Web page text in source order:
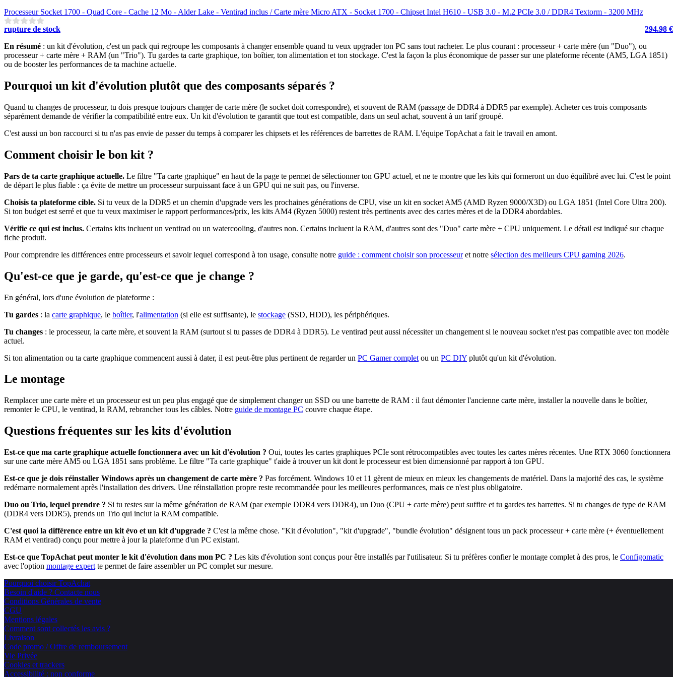
Processeur Socket 1700 - Quad Core - Cache 12 Mo - Alder Lake - Ventirad inclus / Carte mère Micro ATX - Socket 1700 - Chipset Intel H610 - USB 3.0 - M.2 PCIe 3.0 / DDR4 Textorm - 3200 MHz
rupture de stock
294.98 €
En résumé : un kit d'évolution, c'est un pack qui regroupe les composants à changer ensemble quand tu veux upgrader ton PC sans tout racheter. Le plus courant : processeur + carte mère (un "Duo"), ou
processeur + carte mère + RAM (un "Trio"). Tu gardes ta carte graphique, ton boîtier, ton alimentation et ton stockage. C'est la façon la plus économique de passer sur une plateforme récente (AM5, LGA 1851)
ou de booster les performances de ta machine actuelle.
Pourquoi un kit d'évolution plutôt que des composants séparés ?
Quand tu changes de processeur, tu dois presque toujours changer de carte mère (le socket doit correspondre), et souvent de RAM (passage de DDR4 à DDR5 par exemple). Acheter ces trois composants
séparément demande de vérifier la compatibilité entre eux. Un kit d'évolution te garantit que tout est compatible, dans un seul achat, souvent à un tarif groupé.
C'est aussi un bon raccourci si tu n'as pas envie de passer du temps à comparer les chipsets et les références de barrettes de RAM. L'équipe TopAchat a fait le travail en amont.
Comment choisir le bon kit ?
Pars de ta carte graphique actuelle. Le filtre "Ta carte graphique" en haut de la page te permet de sélectionner ton GPU actuel, et ne te montre que les kits qui formeront un duo équilibré avec lui. C'est le point
de départ le plus fiable : ça évite de mettre un processeur surpuissant face à un GPU qui ne suit pas, ou l'inverse.
Choisis ta plateforme cible. Si tu veux de la DDR5 et un chemin d'upgrade vers les prochaines générations de CPU, vise un kit en socket AM5 (AMD Ryzen 9000/X3D) ou LGA 1851 (Intel Core Ultra 200).
Si ton budget est serré et que tu veux maximiser le rapport performances/prix, les kits AM4 (Ryzen 5000) restent très pertinents avec des cartes mères et de la DDR4 abordables.
Vérifie ce qui est inclus. Certains kits incluent un ventirad ou un watercooling, d'autres non. Certains incluent la RAM, d'autres sont des "Duo" carte mère + CPU uniquement. Le détail est indiqué sur chaque
fiche produit.
Pour comprendre les différences entre processeurs et savoir lequel correspond à ton usage, consulte notre guide : comment choisir son processeuret notre sélection des meilleurs CPU gaming 2026.
Qu'est-ce que je garde, qu'est-ce que je change ?
En général, lors d'une évolution de plateforme :
Tu gardes : la carte graphique, le boîtier, l'alimentation (si elle est suffisante), le stockage (SSD, HDD), les périphériques.
Tu changes : le processeur, la carte mère, et souvent la RAM (surtout si tu passes de DDR4 à DDR5). Le ventirad peut aussi nécessiter un changement si le nouveau socket n'est pas compatible avec ton modèle
actuel.
Si ton alimentation ou ta carte graphique commencent aussi à dater, il est peut-être plus pertinent de regarder un PC Gamer complet ou un PC DIY plutôt qu'un kit d'évolution.
Le montage
Remplacer une carte mère et un processeur est un peu plus engagé que de simplement changer un SSD ou une barrette de RAM : il faut démonter l'ancienne carte mère, installer la nouvelle dans le boîtier,
remonter le CPU, le ventirad, la RAM, rebrancher tous les câbles. Notre guide de montage PC couvre chaque étape.
Questions fréquentes sur les kits d'évolution
Est-ce que ma carte graphique actuelle fonctionnera avec un kit d'évolution ? Oui, toutes les cartes graphiques PCIe sont rétrocompatibles avec toutes les cartes mères récentes. Une RTX 3060 fonctionnera
sur une carte mère AM5 ou LGA 1851 sans problème. Le filtre "Ta carte graphique" t'aide à trouver un kit dont le processeur est bien dimensionné par rapport à ton GPU.
Est-ce que je dois réinstaller Windows après un changement de carte mère ? Pas forcément. Windows 10 et 11 gèrent de mieux en mieux les changements de matériel. Dans la majorité des cas, le système
redémarre normalement après l'installation des drivers. Une réinstallation propre reste recommandée pour les meilleures performances, mais ce n'est plus obligatoire.
Duo ou Trio, lequel prendre ? Si tu restes sur la même génération de RAM (par exemple DDR4 vers DDR4), un Duo (CPU + carte mère) peut suffire et tu gardes tes barrettes. Si tu changes de type de RAM
(DDR4 vers DDR5), prends un Trio qui inclut la RAM compatible.
C'est quoi la différence entre un kit évo et un kit d'upgrade ? C'est la même chose. "Kit d'évolution", "kit d'upgrade", "bundle évolution" désignent tous un pack processeur + carte mère (+ éventuellement
RAM et ventirad) conçu pour mettre à jour la plateforme d'un PC existant.
Est-ce que TopAchat peut monter le kit d'évolution dans mon PC ? Les kits d'évolution sont conçus pour être installés par l'utilisateur. Si tu préfères confier le montage complet à des pros, le Configomatic
avec l'option montage expert te permet de faire assembler un PC complet sur mesure.
Pourquoi choisir TopAchat
Besoin d'aide ? Contacte nous
Conditions Générales de vente
CGU
Mentions légales
Comment sont collectés les avis ?
Livraison
Code promo / Offre de remboursement
Vie Privée
Cookies et trackers
Accessibilité : non conforme